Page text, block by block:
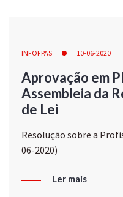
INFOFPAS 10-06-2020
Aprovação em
Assembleia da
de Lei
Resolução sobre a
06-2020)
Ler mais